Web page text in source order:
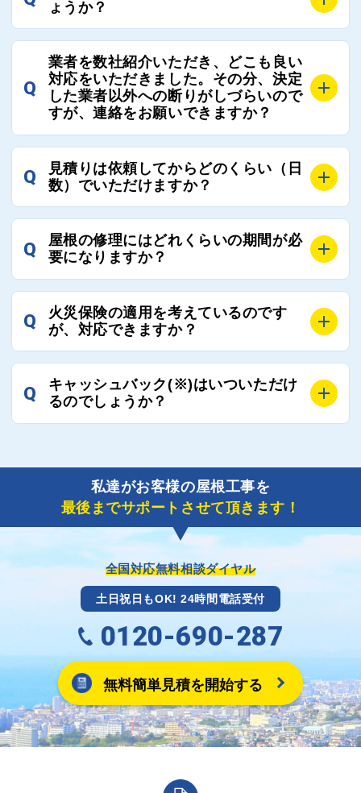
屋根コネクトではそのような不安を抱えてしまう屋根
の修理において、適正で公正な工事業者選びのお手伝
いをさせていただくサイトでございます。
まだまだそのような業界だからこそ比較が重要になり
ますので、是非屋根コネクトを活用ください。
ょうか？
屋根コネクトでは、お客様の安心を支える「優良工事
業者チェック制度」を設けております。
屋根コネクトにて定期的にお客様アンケートを実施
し、そこで評価の低かった業者は事実確認の上で、屋
根コネクトの判断により即時登録を解除できる契約と
優良業者のみをご紹介できる体制により、お客様の安
心と信頼を維持しております。
Q
業者を数社紹介いただき、どこも良い
対応をいただきました。その分、決定
した業者以外への断りがしづらいので
すが、連絡をお願いできますか？
屋根コネクトにお任せください。屋根コネクトでは、
工事業者へのお断りも無料で代行しております。
れる必要はございませんので、いつでもお気軽にご相
談ください。
Q
見積りは依頼してからどのくらい（日
数）でいただけますか？
工事業者にもよりますが、おおよそ現地調査後3日～1
週間前後にはお届けできます。
ご連絡いただき、屋根コネクトから直ちに紹介の工事
業者へ状況確認の連絡をし、即時対応するよう指示を
いたしますので、お気軽にお申し付けください。
Q
屋根の修理にはどれくらいの期間が必
要になりますか？
工事業者の状況や屋根の状態、工事の内容、天候によ
って工事期間は変わりますが、目安としては、おおよ
また、急ぎの場合などは屋根コネクトとしても全面的
にご協力いたしますので、ご相談ください。可能な限
り期間を短縮できる状況の工事業者を選定させていた
だきます。
Q
火災保険の適用を考えているのです
が、対応できますか？
風災補償を適用される場合は、専門家による視察と必
Q
キャッシュバック(※)はいついただけ
るのでしょうか？
了しましたら、キャッシュバック(※)申込みフォーム
に各項目を入力いただいた上で送信してください。
その内容を屋根コネクトが確認できた日時から翌月末
までには送付手配させていただきます。
※キャッシュバックの金額は契約金額によって異なり
ます。
私達がお客様の屋根工事を
最後までサポートさせて頂きます！
全国対応無料相談ダイヤル
土日祝日もOK! 24時間電話受付
0120-690-287
無料簡単見積を開始する